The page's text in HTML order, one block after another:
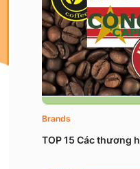
TOP 15 Các thương
Brands